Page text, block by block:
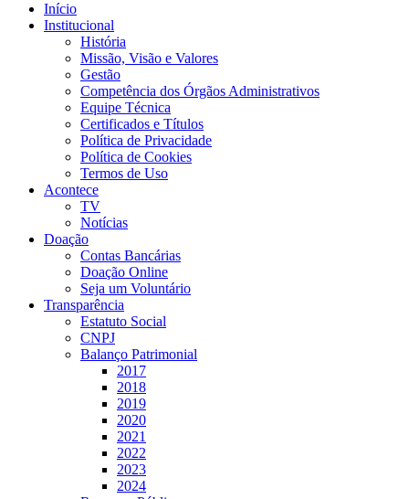
Início
Institucional
História
Missão, Visão e Valores
Gestão
Competência dos Órgãos Administrativos
Equipe Técnica
Certificados e Títulos
Política de Privacidade
Política de Cookies
Termos de Uso
Acontece
TV
Notícias
Doação
Contas Bancárias
Doação Online
Seja um Voluntário
Transparência
Estatuto Social
CNPJ
Balanço Patrimonial
2017
2018
2019
2020
2021
2022
2023
2024